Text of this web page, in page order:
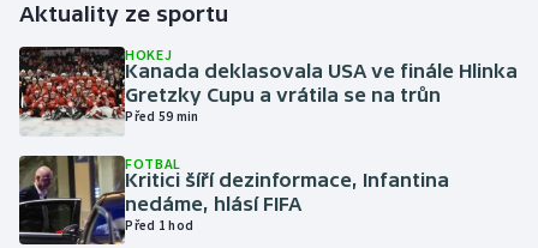
Florbal
Futsal
Golf
Gymnastika
Aktuality ze sportu
HOKEJ
Kanada deklasovala USA ve finále Hlinka
Gretzky Cupu a vrátila se na trůn
Před 59 min
FOTBAL
Kritici šíří dezinformace, Infantina
nedáme, hlásí FIFA
Před 1 hod